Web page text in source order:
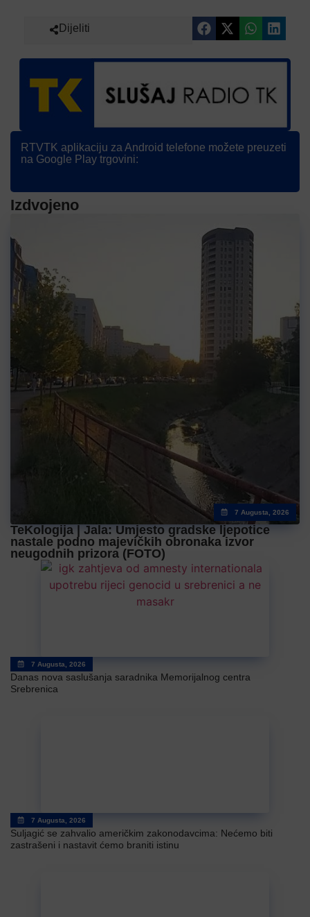
Dijeliti
RTVTK aplikaciju za Android telefone možete preuzeti
na Google Play trgovini:
Izdvojeno
7 Augusta, 2026
TeKologija | Jala: Umjesto gradske ljepotice
nastale podno majevičkih obronaka izvor
neugodnih prizora (FOTO)
7 Augusta, 2026
Danas nova saslušanja saradnika Memorijalnog centra
Srebrenica
7 Augusta, 2026
Suljagić se zahvalio američkim zakonodavcima: Nećemo biti
zastrašeni i nastavit ćemo braniti istinu